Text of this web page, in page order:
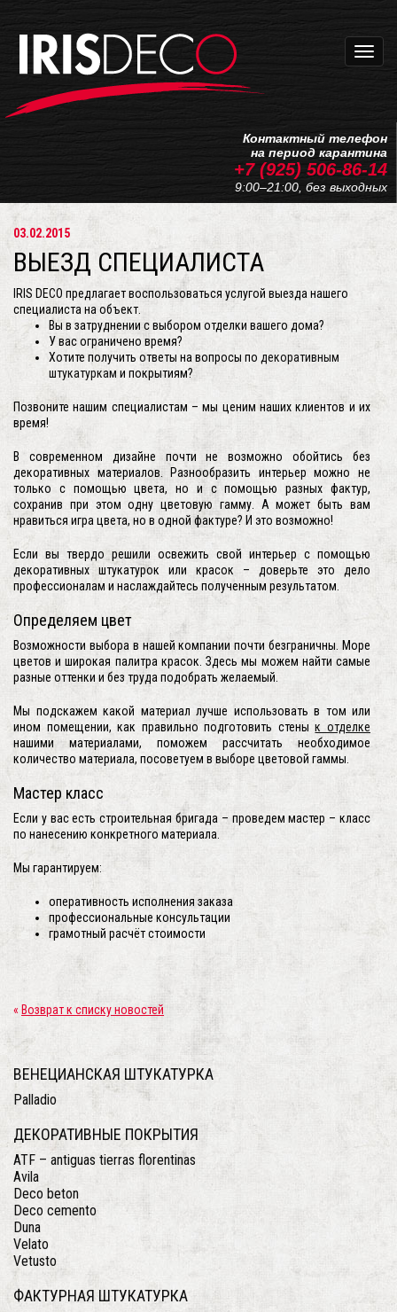
Контактный телефон
на период карантина
+7 (925) 506-86-14
9:00–21:00, без выходных
03.02.2015
ВЫЕЗД СПЕЦИАЛИСТА
IRIS DECO предлагает воспользоваться услугой выезда нашего
специалиста на объект.
Вы в затруднении с выбором отделки вашего дома?
У вас ограничено время?
Хотите получить ответы на вопросы по декоративным
штукатуркам и покрытиям?
Позвоните нашим специалистам – мы ценим наших клиентов и их
время!
В современном дизайне почти не возможно обойтись без
декоративных материалов. Разнообразить интерьер можно не
только с помощью цвета, но и с помощью разных фактур,
сохранив при этом одну цветовую гамму. А может быть вам
нравиться игра цвета, но в одной фактуре? И это возможно!
Если вы твердо решили освежить свой интерьер с помощью
декоративных штукатурок или красок – доверьте это дело
профессионалам и наслаждайтесь полученным результатом.
Определяем цвет
Возможности выбора в нашей компании почти безграничны. Море
цветов и широкая палитра красок. Здесь мы можем найти самые
разные оттенки и без труда подобрать желаемый.
Мы подскажем какой материал лучше использовать в том или
ином помещении, как правильно подготовить стенык отделке
нашими материалами, поможем рассчитать необходимое
количество материала, посоветуем в выборе цветовой гаммы.
Мастер класс
Если у вас есть строительная бригада – проведем мастер – класс
по нанесению конкретного материала.
Мы гарантируем:
оперативность исполнения заказа
профессиональные консультации
грамотный расчёт стоимости
« Возврат к списку новостей
ВЕНЕЦИАНСКАЯ ШТУКАТУРКА
Palladio
ДЕКОРАТИВНЫЕ ПОКРЫТИЯ
ATF – antiguas tierras florentinas
Avila
Deco beton
Deco cemento
Duna
Velato
Vetusto
ФАКТУРНАЯ ШТУКАТУРКА